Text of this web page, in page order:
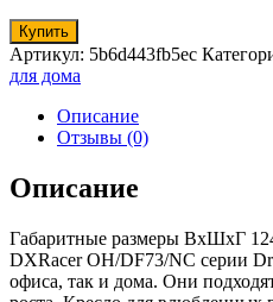
Купить
Артикул: 5b6d443fb5ec
для дома
Описание
Отзывы (0)
Описание
Габаритные размеры ВхШхГ
DXRacer OH/DF73/NC серии
офиса, так и дома. Они